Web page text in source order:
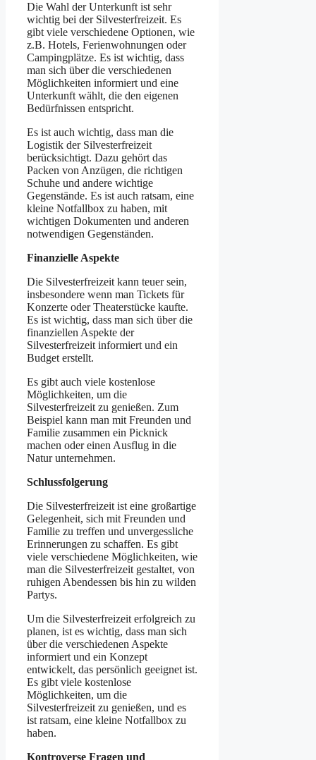
Die Wahl der Unterkunft ist sehr
wichtig bei der Silvesterfreizeit. Es
gibt viele verschiedene Optionen, wie
z.B. Hotels, Ferienwohnungen oder
Campingplätze. Es ist wichtig, dass
man sich über die verschiedenen
Möglichkeiten informiert und eine
Unterkunft wählt, die den eigenen
Bedürfnissen entspricht.
Es ist auch wichtig, dass man die
Logistik der Silvesterfreizeit
berücksichtigt. Dazu gehört das
Packen von Anzügen, die richtigen
Schuhe und andere wichtige
Gegenstände. Es ist auch ratsam, eine
kleine Notfallbox zu haben, mit
wichtigen Dokumenten und anderen
notwendigen Gegenständen.
Finanzielle Aspekte
Die Silvesterfreizeit kann teuer sein,
insbesondere wenn man Tickets für
Konzerte oder Theaterstücke kaufte.
Es ist wichtig, dass man sich über die
finanziellen Aspekte der
Silvesterfreizeit informiert und ein
Budget erstellt.
Es gibt auch viele kostenlose
Möglichkeiten, um die
Silvesterfreizeit zu genießen. Zum
Beispiel kann man mit Freunden und
Familie zusammen ein Picknick
machen oder einen Ausflug in die
Natur unternehmen.
Schlussfolgerung
Die Silvesterfreizeit ist eine großartige
Gelegenheit, sich mit Freunden und
Familie zu treffen und unvergessliche
Erinnerungen zu schaffen. Es gibt
viele verschiedene Möglichkeiten, wie
man die Silvesterfreizeit gestaltet, von
ruhigen Abendessen bis hin zu wilden
Partys.
Um die Silvesterfreizeit erfolgreich zu
planen, ist es wichtig, dass man sich
über die verschiedenen Aspekte
informiert und ein Konzept
entwickelt, das persönlich geeignet ist.
Es gibt viele kostenlose
Möglichkeiten, um die
Silvesterfreizeit zu genießen, und es
ist ratsam, eine kleine Notfallbox zu
haben.
Kontroverse Fragen und